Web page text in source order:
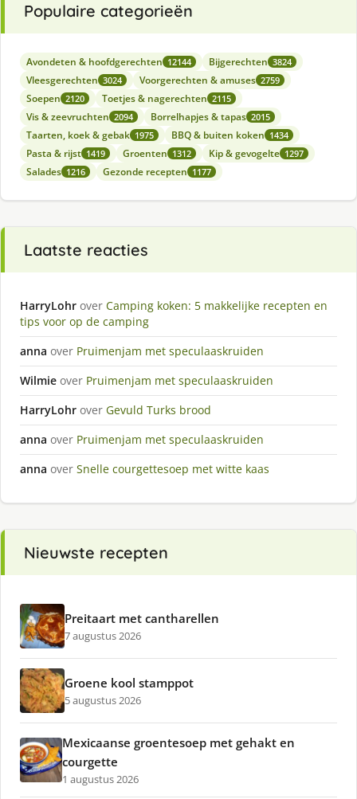
Populaire categorieën
Avondeten & hoofdgerechten 12144 Bijgerechten 3824
Vleesgerechten 3024 Voorgerechten & amuses 2759
Soepen 2120 Toetjes & nagerechten 2115
Vis & zeevruchten 2094 Borrelhapjes & tapas 2015
Taarten, koek & gebak 1975 BBQ & buiten koken 1434
Pasta & rijst 1419 Groenten 1312 Kip & gevogelte 1297
Salades 1216 Gezonde recepten 1177
Laatste reacties
HarryLohr over Camping koken: 5 makkelijke recepten en
tips voor op de camping
anna over Pruimenjam met speculaaskruiden
Wilmie over Pruimenjam met speculaaskruiden
HarryLohr over Gevuld Turks brood
anna over Pruimenjam met speculaaskruiden
anna over Snelle courgettesoep met witte kaas
Nieuwste recepten
Preitaart met cantharellen
7 augustus 2026
Groene kool stamppot
5 augustus 2026
Mexicaanse groentesoep met gehakt en
courgette
1 augustus 2026